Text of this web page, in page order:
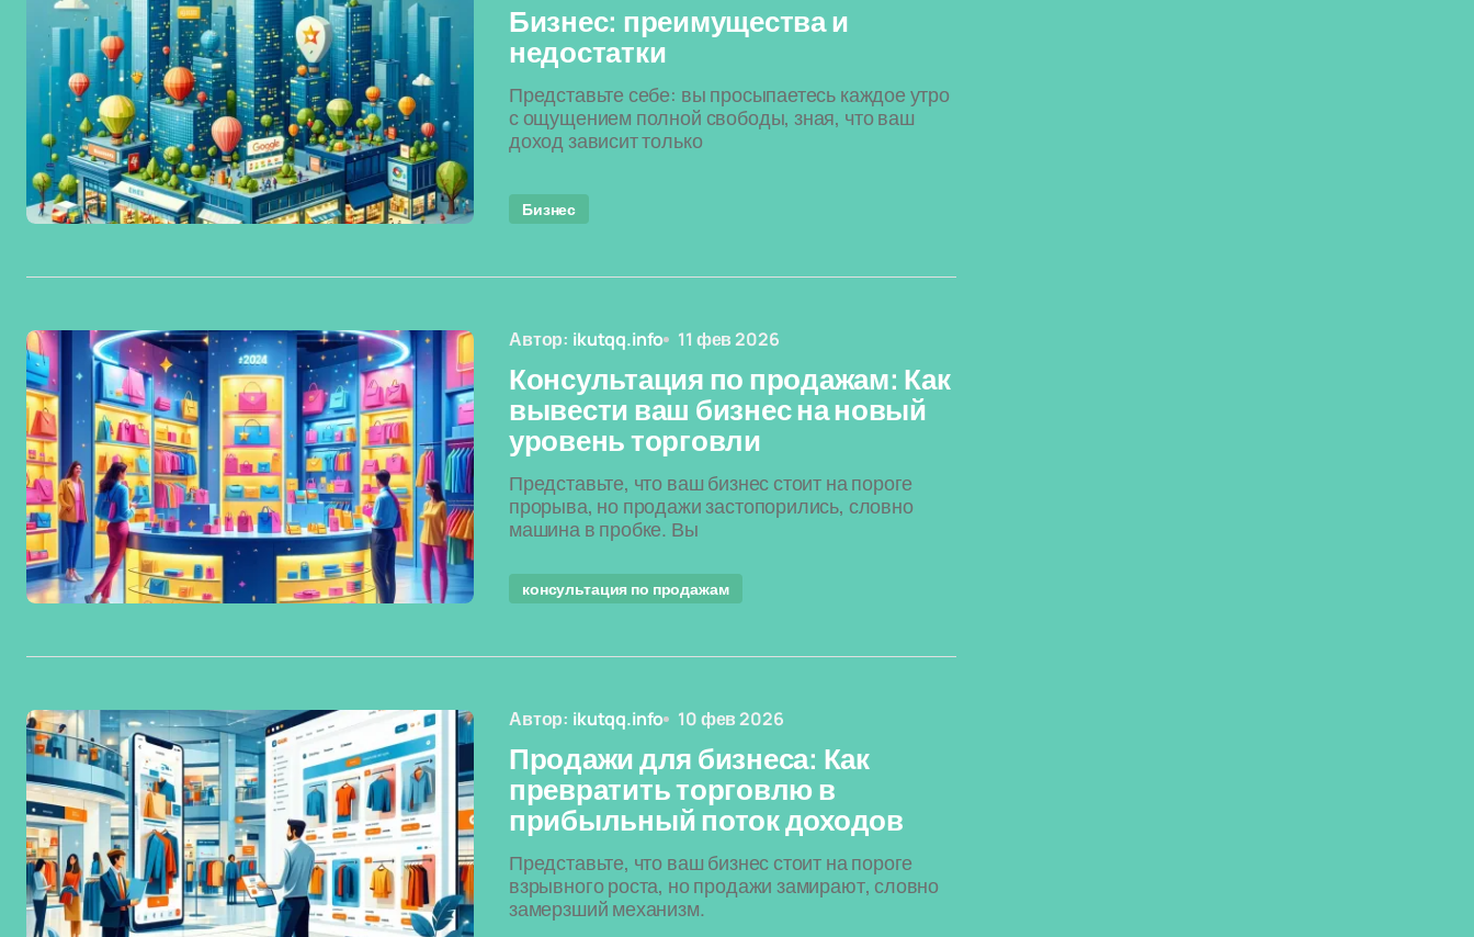
Бизнес: преимущества и
недостатки
Представьте себе: вы просыпаетесь каждое утро
с ощущением полной свободы, зная, что ваш
доход зависит только
Бизнес
Автор: ikutqq.info 11 фев 2026
Консультация по продажам: Как
вывести ваш бизнес на новый
уровень торговли
Представьте, что ваш бизнес стоит на пороге
прорыва, но продажи застопорились, словно
машина в пробке. Вы
консультация по продажам
Автор: ikutqq.info 10 фев 2026
Продажи для бизнеса: Как
превратить торговлю в
прибыльный поток доходов
Представьте, что ваш бизнес стоит на пороге
взрывного роста, но продажи замирают, словно
замерзший механизм.